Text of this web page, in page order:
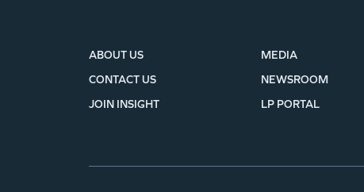
ABOUT US
CONTACT US
JOIN INSIGHT
MEDIA
NEWSROOM
LP PORTAL